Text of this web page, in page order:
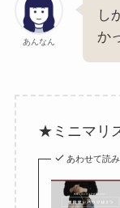
あんなん
し
か
★ミニマリ
あわせて読